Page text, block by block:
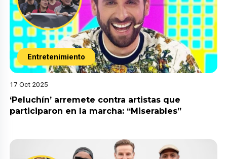
Entretenimiento
17 Oct 2025
‘Peluchín’ arremete contra artistas que
participaron en la marcha: “Miserables”